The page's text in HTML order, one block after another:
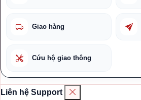
Giao hàng
Cứu hộ giao thông
Liên hệ Support